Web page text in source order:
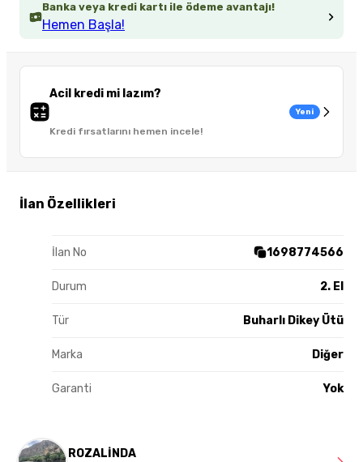
Banka veya kredi kartı ile ödeme avantajı!
Hemen Başla!
Acil kredi mi lazım?
Kredi fırsatlarını hemen incele!
Yeni
İlan Özellikleri
İlan No 1698774566
Durum 2. El
Tür Buharlı Dikey Ütü
Marka Diğer
Garanti Yok
ROZALİNDA